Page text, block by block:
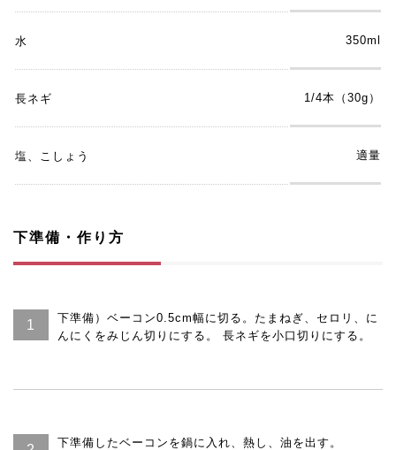
水 350ml
長ネギ 1/4本（30g）
塩、こしょう 適量
下準備・作り方
下準備）ベーコン0.5cm幅に切る。たまねぎ、セロリ、に
んにくをみじん切りにする。 長ネギを小口切りにする。
下準備したベーコンを鍋に入れ、熱し、油を出す。